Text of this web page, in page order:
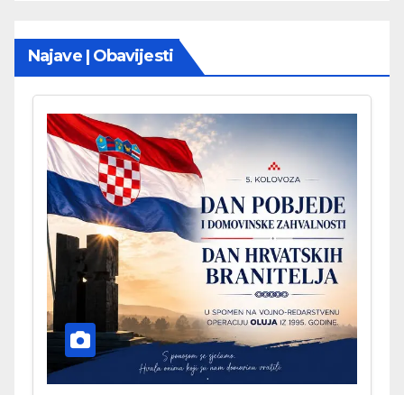
Najave | Obavijesti